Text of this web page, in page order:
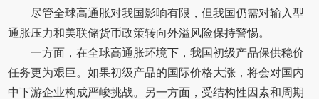
尽管全球高通胀对我国影响有限，但我国仍需对输入型
通胀压力和美联储货币政策转向外溢风险保持警惕。
一方面，在全球高通胀环境下，我国初级产品保供稳价
任务更为艰巨。如果初级产品的国际价格大涨，将会对国内
中下游企业构成严峻挑战。另一方面，受结构性因素和周期